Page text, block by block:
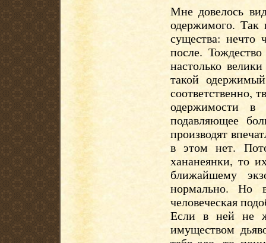
Мне довелось
одержимого. Так
существа: нечто
после.
настолько
такой
соответственно,
одержимости
подавляющее
производят
в этом нет.
хананеянки, то
ближайшему
нормально. Но
человеческая
Если в ней не
имуществом